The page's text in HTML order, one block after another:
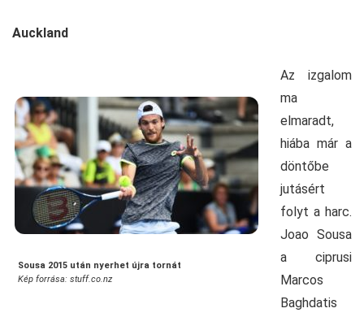
Auckland
Sousa 2015 után nyerhet újra tornát
Kép forrása: stuff.co.nz
Az izgalom
ma
elmaradt,
hiába már a
döntőbe
jutásért
folyt a harc.
Joao Sousa
a ciprusi
Marcos
Baghdatis